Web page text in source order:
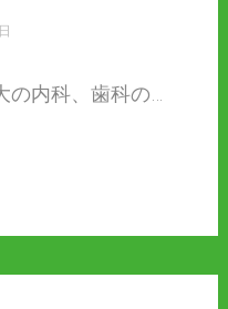
内科、歯科の…